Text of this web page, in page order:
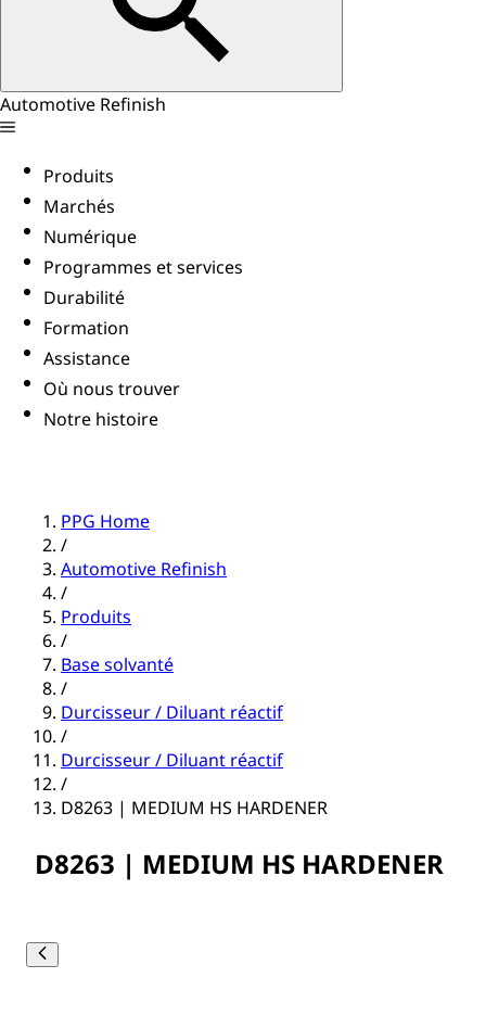
Automotive Refinish
Produits
Marchés
Numérique
Programmes et services
Durabilité
Formation
Assistance
Où nous trouver
Notre histoire
PPG Home
/
Automotive Refinish
/
Produits
/
Base solvanté
/
Durcisseur / Diluant réactif
/
Durcisseur / Diluant réactif
/
D8263 | MEDIUM HS HARDENER
D8263 | MEDIUM HS HARDENER